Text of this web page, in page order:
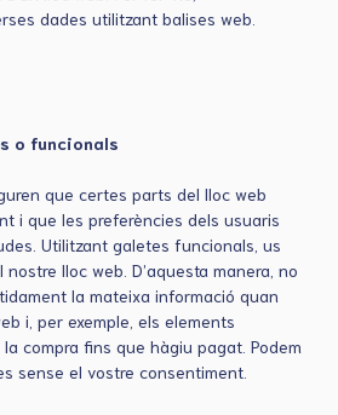
dades utilitzant balises web.
o funcionals
que certes parts del lloc web
i que les preferències dels usuaris
Utilitzant galetes funcionals, us
lloc web. D’aquesta manera, no
la mateixa informació quan
i, per exemple, els elements
compra fins que hàgiu pagat. Podem
sense el vostre consentiment.